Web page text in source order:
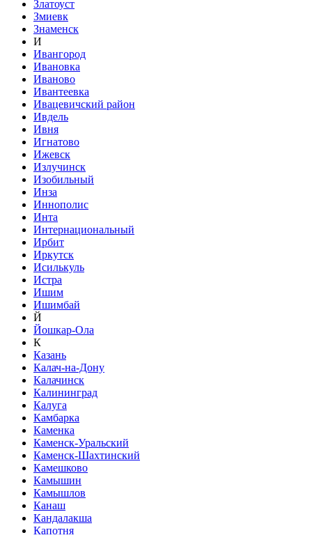
Златоуст
Змиевк
Знаменск
И
Ивангород
Ивановка
Иваново
Ивантеевка
Ивацевичский район
Ивдель
Ивня
Игнатово
Ижевск
Излучинск
Изобильный
Инза
Иннополис
Инта
Интернациональный
Ирбит
Иркутск
Исилькуль
Истра
Ишим
Ишимбай
Й
Йошкар-Ола
К
Казань
Калач-на-Дону
Калачинск
Калининград
Калуга
Камбарка
Каменка
Каменск-Уральский
Каменск-Шахтинский
Камешково
Камышин
Камышлов
Канаш
Кандалакша
Капотня